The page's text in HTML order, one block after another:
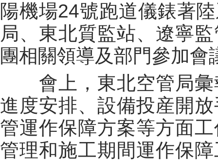
陽機場24號跑道儀錶著
局、東北質監站、遼寧
團相關領導及部門參加會
會上，東北空管局彙
進度安排、設備投産開
管運作保障方案等方面
管理和施工期間運作保